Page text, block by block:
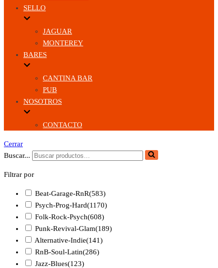
SELLO
JAGUAR
MONTEREY
BARES
CANTINA BAR
PUB
NOSOTROS
CONTACTO
Cerrar
Buscar...
Filtrar por
Beat-Garage-RnR(583)
Psych-Prog-Hard(1170)
Folk-Rock-Psych(608)
Punk-Revival-Glam(189)
Alternative-Indie(141)
RnB-Soul-Latin(286)
Jazz-Blues(123)